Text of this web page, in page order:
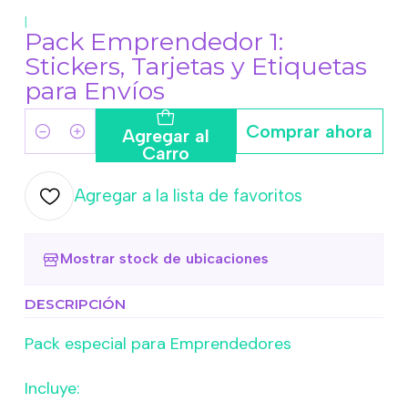
|
Pack Emprendedor 1:
Stickers, Tarjetas y Etiquetas
para Envíos
Cantidad Agregar al
Carro
Comprar ahora
Agregar a la lista de favoritos
Mostrar stock de ubicaciones
DESCRIPCIÓN
Pack especial para Emprendedores
Incluye: